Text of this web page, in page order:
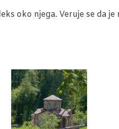
oko njega. Veruje se da